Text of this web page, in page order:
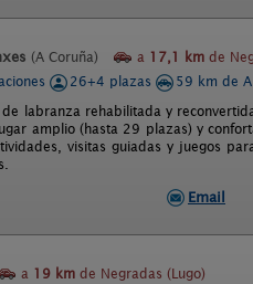
(A Coruña) a 17,1 km de
26+4 plazas
59 km de
labranza rehabilitada y
amplio (hasta 29 plazas) y
visitas guiadas y juegos
Email
a 19 km de Negradas (Lugo)